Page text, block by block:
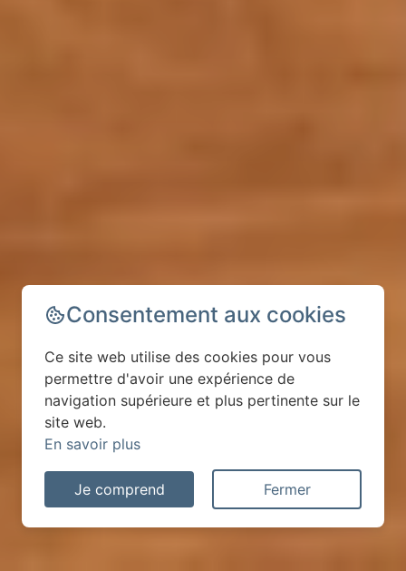
Consentement aux cookies
Ce site web utilise des cookies pour vous
permettre d'avoir une expérience de
navigation supérieure et plus pertinente sur le
site web.
En savoir plus
Je comprend Fermer